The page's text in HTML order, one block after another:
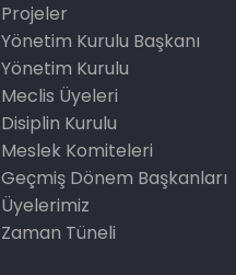
Projeler
Yönetim Kurulu Başkanı
Yönetim Kurulu
Meclis Üyeleri
Disiplin Kurulu
Meslek Komiteleri
Geçmiş Dönem Başkanları
Üyelerimiz
Zaman Tüneli